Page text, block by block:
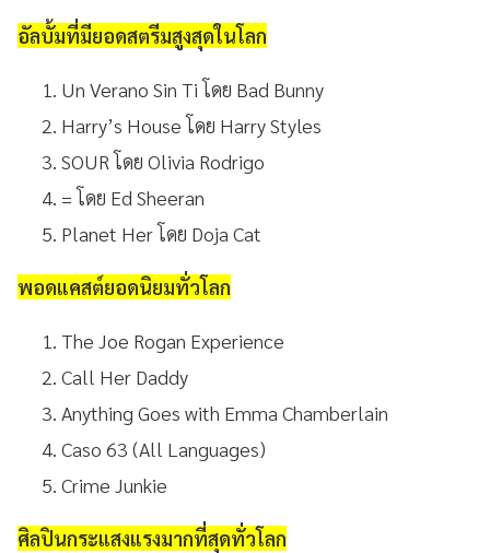
อัลบั้มที่มียอดสตรีมสูงสุดในโลก
Un Verano Sin Ti โดย Bad Bunny
Harry’s House โดย Harry Styles
SOUR โดย Olivia Rodrigo
= โดย Ed Sheeran
Planet Her โดย Doja Cat
พอดแคสต์ยอดนิยมทั่วโลก
The Joe Rogan Experience
Call Her Daddy
Anything Goes with Emma Chamberlain
Caso 63 (All Languages)
Crime Junkie
ศิลปินกระแสงแรงมากที่สุดทั่วโลก